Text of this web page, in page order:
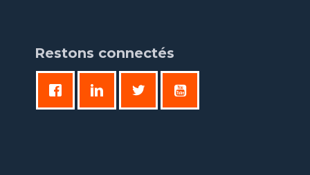
Restons connectés